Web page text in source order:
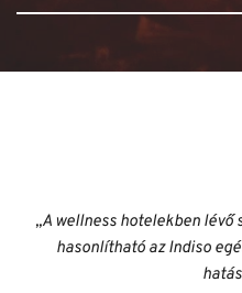
,,A wellness hotelekben lévő
hasonlítható az Indiso